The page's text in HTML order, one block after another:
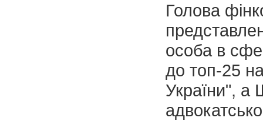
Голова
особа в
до топ-25
України", а